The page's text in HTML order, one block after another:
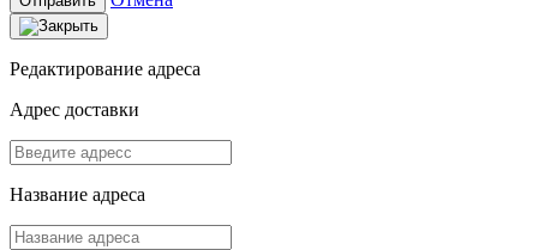
Редактирование адреса
Адрес доставки
Название адреса